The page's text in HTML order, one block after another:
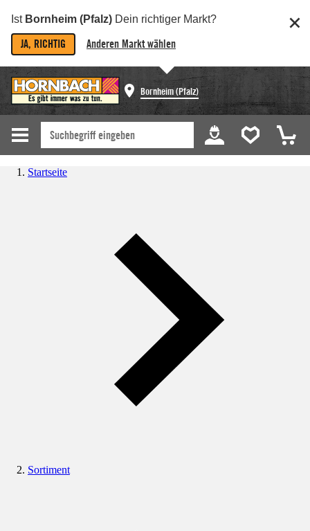
Ist Bornheim (Pfalz) Dein richtiger Markt?
JA, RICHTIG Anderen Markt wählen
Bornheim (Pfalz)
Startseite
Sortiment